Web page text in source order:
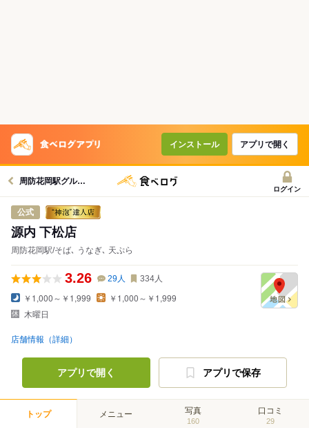
インストール アプリで開く
周防花岡駅グルメへ
ログイン
公式
源内 下松店
周防花岡駅/そば､ うなぎ､ 天ぷら
3.26 29人 334人
￥1,000～￥1,999
￥1,000～￥1,999
木曜日
店舗情報（詳細）
アプリで開く アプリで保存
トップ メニュー 写真
160
口コミ
29